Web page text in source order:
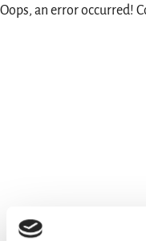
Oops, an error occurred!